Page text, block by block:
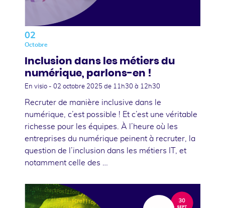
02
Octobre
Inclusion dans les métiers du
numérique, parlons-en !
En visio - 02 octobre 2025 de 11h30 à 12h30
Recruter de manière inclusive dans le
numérique, c’est possible ! Et c’est une véritable
richesse pour les équipes. À l’heure où les
entreprises du numérique peinent à recruter, la
question de l’inclusion dans les métiers IT, et
notamment celle des …